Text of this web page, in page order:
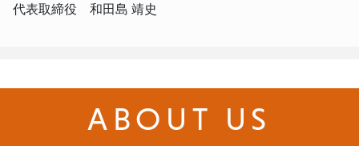
代表取締役 和田島 靖史
ABOUT US